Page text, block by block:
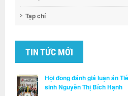
Tạp chí
TIN TỨC MỚI
Hội đồng đánh giá luận án
sinh Nguyễn Thị Bích Hạnh